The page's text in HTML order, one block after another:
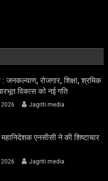
: जनकल्याण, रोजगार, शिक्षा, श्रमिक
विकास को नई गति
Jagriti media
एनसीसी ने की शिष्टाचार
Jagriti media